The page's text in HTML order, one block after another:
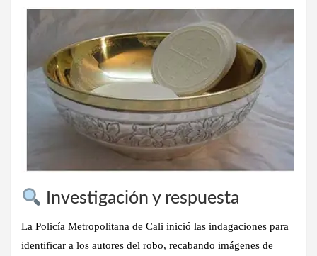
Investigación y respuesta
La Policía Metropolitana de Cali inició las indagaciones para
identificar a los autores del robo, recabando imágenes de